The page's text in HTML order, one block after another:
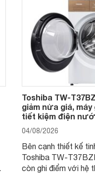
Toshiba TW-
giảm nửa giá,
tiết kiệm điện
04/08/2026
Bên cạnh thiết kế
Toshiba TW-
còn ghi điểm với hệ